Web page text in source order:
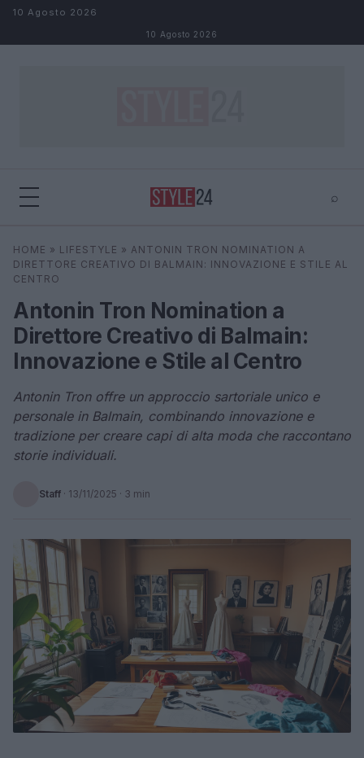
Salta al contenuto
10 Agosto 2026
10 Agosto 2026
⌕
Cerca
HOME » LIFESTYLE » ANTONIN TRON NOMINATION A
DIRETTORE CREATIVO DI BALMAIN: INNOVAZIONE E STILE AL
CENTRO
Antonin Tron Nomination a
Direttore Creativo di Balmain:
Innovazione e Stile al Centro
Antonin Tron offre un approccio sartoriale unico e
personale in Balmain, combinando innovazione e
tradizione per creare capi di alta moda che raccontano
storie individuali.
Staff · 13/11/2025 · 3 min